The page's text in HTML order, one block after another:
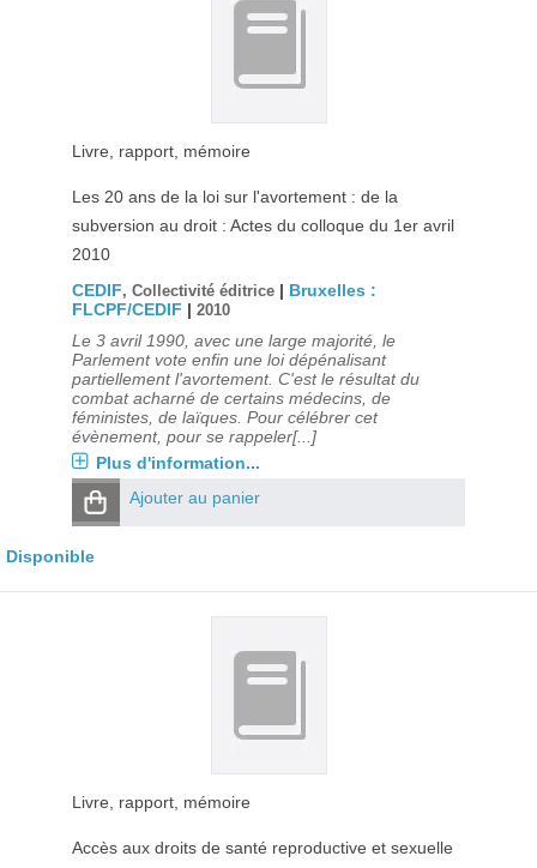
Livre, rapport, mémoire
Les 20 ans de la loi sur l'avortement : de la
subversion au droit : Actes du colloque du 1er avril
2010
CEDIF, Collectivité éditrice | Bruxelles :
FLCPF/CEDIF | 2010
Le 3 avril 1990, avec une large majorité, le
Parlement vote enfin une loi dépénalisant
partiellement l'avortement. C'est le résultat du
combat acharné de certains médecins, de
féministes, de laïques. Pour célébrer cet
évènement, pour se rappeler[...]
Plus d'information...
Ajouter au panier
Disponible
Livre, rapport, mémoire
Accès aux droits de santé reproductive et sexuelle